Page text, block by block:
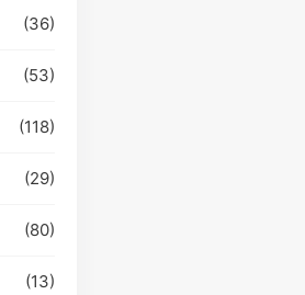
(36)
(53)
(118)
(29)
(80)
(13)